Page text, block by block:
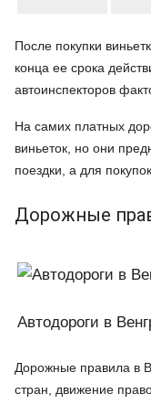
После покупки
конца ее срока
автоинспекторов
На самих платных
виньеток, но они
поездки, а для
Дорожные
Автодороги в
Дорожные правила в
стран, движение